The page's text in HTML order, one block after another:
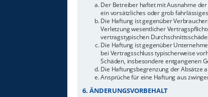
Der Betreiber haftet mit Ausnahme
ein vorsätzliches oder grob
Die Haftung ist gegenüber
Verletzung wesentlicher
vertragstypischen
Die Haftung ist gegenüber
bei Vertragsschluss typischerweise
Schäden, insbesondere entgangenen
Die Haftungsbegrenzung der Absätze
Ansprüche für eine Haftung aus
6. ÄNDERUNGSVORBEHALT